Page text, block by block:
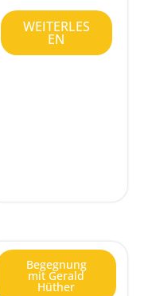
WEITERLES
EN
Begegnung
mit Gerald
Hüther